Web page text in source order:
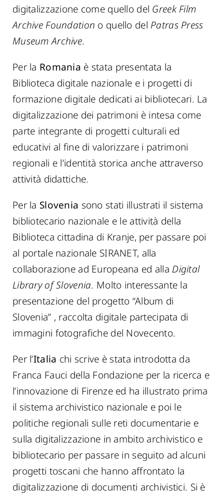
digitalizzazione come quello del Greek Film
Archive Foundation o quello del Patras Press
Museum Archive.
Per la Romania è stata presentata la
Biblioteca digitale nazionale e i progetti di
formazione digitale dedicati ai bibliotecari. La
digitalizzazione dei patrimoni è intesa come
parte integrante di progetti culturali ed
educativi al fine di valorizzare i patrimoni
regionali e l’identità storica anche attraverso
attività didattiche.
Per la Slovenia sono stati illustrati il sistema
bibliotecario nazionale e le attività della
Biblioteca cittadina di Kranje, per passare poi
al portale nazionale SIRANET, alla
collaborazione ad Europeana ed alla Digital
Library of Slovenia. Molto interessante la
presentazione del progetto “Album di
Slovenia” , raccolta digitale partecipata di
immagini fotografiche del Novecento.
Per l’Italia chi scrive è stata introdotta da
Franca Fauci della Fondazione per la ricerca e
l’innovazione di Firenze ed ha illustrato prima
il sistema archivistico nazionale e poi le
politiche regionali sulle reti documentarie e
sulla digitalizzazione in ambito archivistico e
bibliotecario per passare in seguito ad alcuni
progetti toscani che hanno affrontato la
digitalizzazione di documenti archivistici. Si è